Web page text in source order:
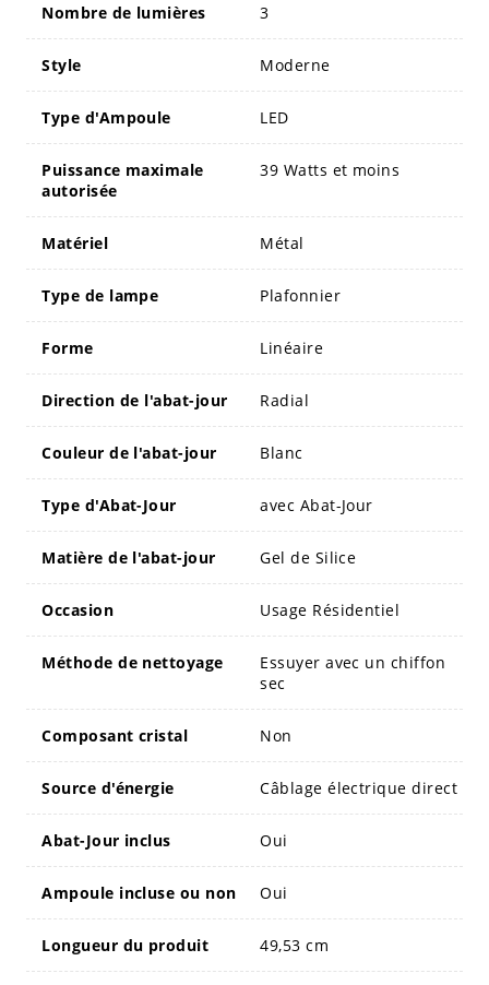
Nombre de lumières 3
Style Moderne
Type d'Ampoule LED
Puissance maximale
autorisée
39 Watts et moins
Matériel Métal
Type de lampe Plafonnier
Forme Linéaire
Direction de l'abat-jour Radial
Couleur de l'abat-jour Blanc
Type d'Abat-Jour avec Abat-Jour
Matière de l'abat-jour Gel de Silice
Occasion Usage Résidentiel
Méthode de nettoyage
Essuyer avec un chiffon
sec
Composant cristal Non
Source d'énergie Câblage électrique direct
Abat-Jour inclus Oui
Ampoule incluse ou non Oui
Longueur du produit 49,53 cm